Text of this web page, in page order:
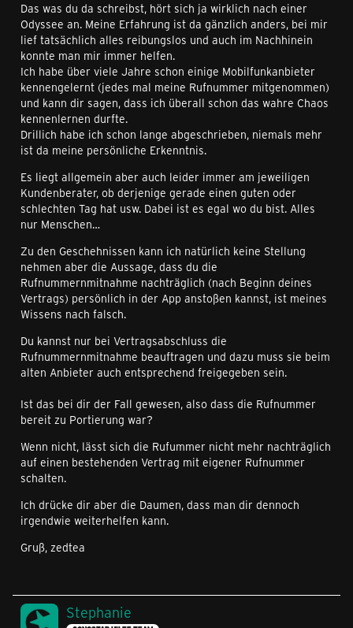
Das was du da schreibst, hört sich ja wirklich nach einer
Odyssee an. Meine Erfahrung ist da gänzlich anders, bei mir
lief tatsächlich alles reibungslos und auch im Nachhinein
konnte man mir immer helfen.
Ich habe über viele Jahre schon einige Mobilfunkanbieter
kennengelernt (jedes mal meine Rufnummer mitgenommen)
und kann dir sagen, dass ich überall schon das wahre Chaos
kennenlernen durfte.
Drillich habe ich schon lange abgeschrieben, niemals mehr
ist da meine persönliche Erkenntnis.
Es liegt allgemein aber auch leider immer am jeweiligen
Kundenberater, ob derjenige gerade einen guten oder
schlechten Tag hat usw. Dabei ist es egal wo du bist. Alles
nur Menschen…
Zu den Geschehnissen kann ich natürlich keine Stellung
nehmen aber die Aussage, dass du die
Rufnummernmitnahme nachträglich (nach Beginn deines
Vertrags) persönlich in der App anstoßen kannst, ist meines
Wissens nach falsch.
Du kannst nur bei Vertragsabschluss die
Rufnummernmitnahme beauftragen und dazu muss sie beim
alten Anbieter auch entsprechend freigegeben sein.
Ist das bei dir der Fall gewesen, also dass die Rufnummer
bereit zu Portierung war?
Wenn nicht, lässt sich die Rufummer nicht mehr nachträglich
auf einen bestehenden Vertrag mit eigener Rufnummer
schalten.
Ich drücke dir aber die Daumen, dass man dir dennoch
irgendwie weiterhelfen kann.
Gruß, zedtea
Stephanie